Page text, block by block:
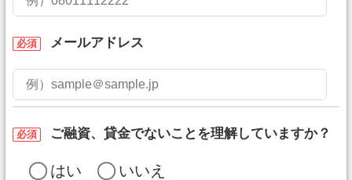
必須 メールアドレス
必須 ご融資、貸金でないことを理解していますか？
はい いいえ